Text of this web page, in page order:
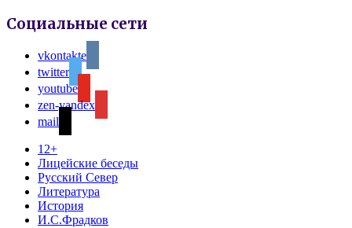
Социальные сети
vkontakte
twitter
youtube
zen-yandex
mail
12+
Лицейские беседы
Русский Север
Литература
История
И.С.Фрадков